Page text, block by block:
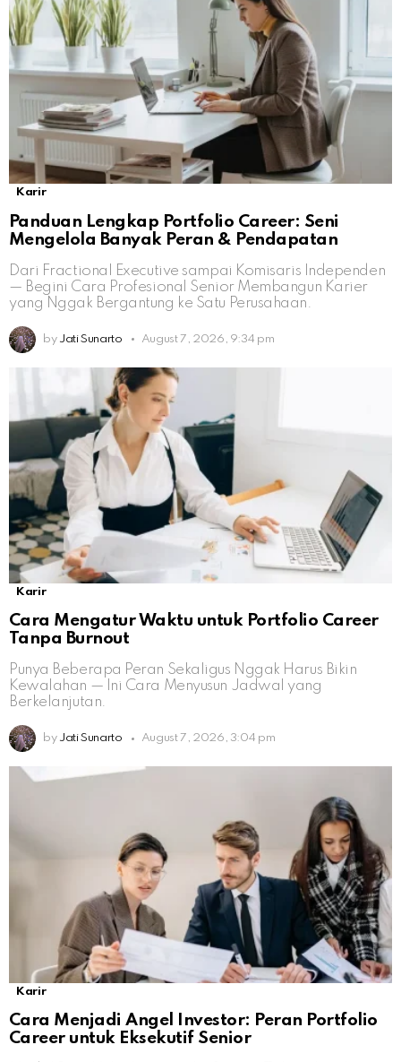
Karir
Panduan Lengkap Portfolio Career: Seni
Mengelola Banyak Peran & Pendapatan
Dari Fractional Executive sampai Komisaris Independen
— Begini Cara Profesional Senior Membangun Karier
yang Nggak Bergantung ke Satu Perusahaan.
by Jati Sunarto August 7, 2026, 9:34 pm
Karir
Cara Mengatur Waktu untuk Portfolio Career
Tanpa Burnout
Punya Beberapa Peran Sekaligus Nggak Harus Bikin
Kewalahan — Ini Cara Menyusun Jadwal yang
Berkelanjutan.
by Jati Sunarto August 7, 2026, 3:04 pm
Karir
Cara Menjadi Angel Investor: Peran Portfolio
Career untuk Eksekutif Senior